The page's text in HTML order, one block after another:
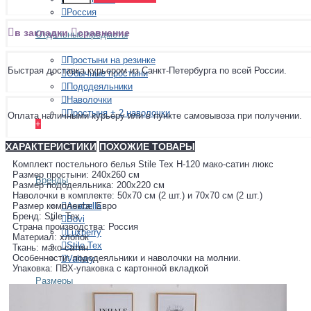
Россия
Отдельные предметы
Простыни на резинке
Обычные простыни
Пододеяльники
Наволочки
Простыня + 2 наволочки
+
ПОКРЫВАЛА
Бренды
Asabella
Bovi
Luxberry
Stile Tex
Valtery
Размеры
150х210 см
в закладки сравнение
Быстрая доставка курьером из Санкт-Петербурга по всей России.
Оплата наличными курьеру или в пункте самовывоза при получении.
ХАРАКТЕРИСТИКИ ПОХОЖИЕ ТОВАРЫ
Комплект постельного белья Stile Tex H-120 мако-сатин люкс
Размер простыни: 240х260 см
Размер пододеяльника: 200х220 см
Наволочки в комплекте: 50х70 см (2 шт.) и 70х70 см (2 шт.)
Размер комплекта: Евро
Бренд: Stile Tex
Страна производства: Россия
Материал: хлопок
Ткань: мако-сатин
Особенности: пододеяльники и наволочки на молнии.
Упаковка: ПВХ-упаковка с картонной вкладкой